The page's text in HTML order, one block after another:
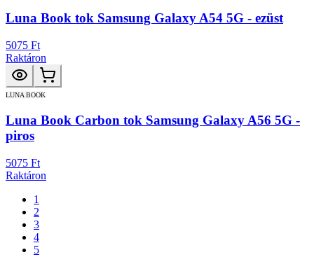
Luna Book tok Samsung Galaxy A54 5G - ezüst
5075 Ft
Raktáron
LUNA BOOK
Luna Book Carbon tok Samsung Galaxy A56 5G -
piros
5075 Ft
Raktáron
1
2
3
4
5